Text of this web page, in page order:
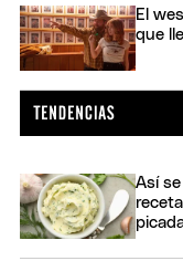
El
que
Así